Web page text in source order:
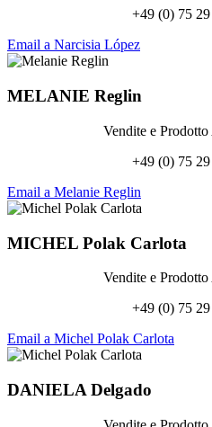
+49 (0) 75
Email a Narcisia López
MELANIE Reglin
Vendite e
+49 (0) 75
Email a Melanie Reglin
MICHEL Polak Carlota
Vendite e
+49 (0) 75
Email a Michel Polak Carlota
DANIELA Delgado